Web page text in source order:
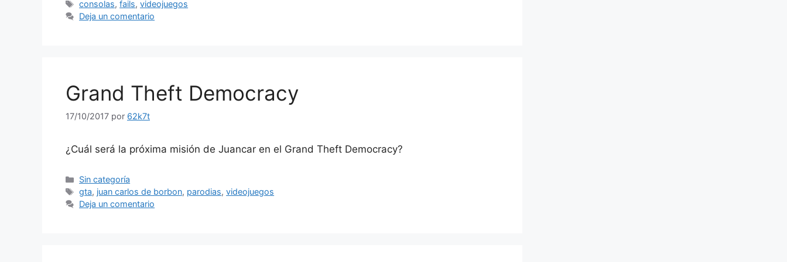
Etiquetas
consolas,fails,videojuegos
Deja un comentario
Grand Theft Democracy
17/10/2017 por 62k7t
¿Cuál será la próxima misión de Juancar en el Grand Theft Democracy?
Categorías
Sin categoría
Etiquetas
gta, juan carlos de borbon, parodias,videojuegos
Deja un comentario